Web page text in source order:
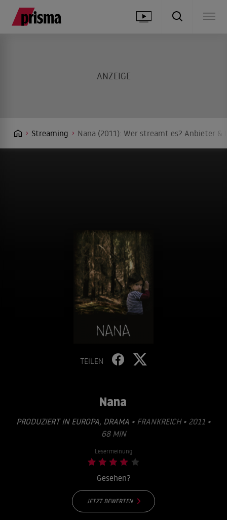
Streaming Nana (2011): Wer streamt es? Anbieter &
TEILEN
Nana
PRODUZIERT IN EUROPA, DRAMA • FRANKREICH • 2011 •
68 MIN
Lesermeinung
Gesehen?
JETZT BEWERTEN